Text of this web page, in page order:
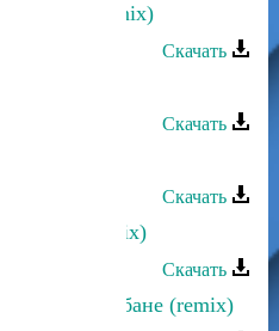
(remix)
Скачать
Скачать
remix)
Скачать
горцы (remix)
Скачать
на барабане (remix)